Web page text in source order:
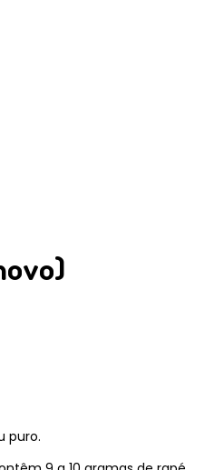
puro.